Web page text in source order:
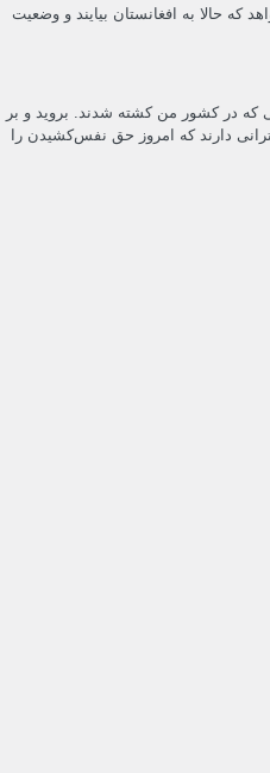
که حالا به افغانستان بیایند و وضعیت
که در کشور من کشته شدند. بروید و بر
دارند که امروز حق نفس‌کشیدن را